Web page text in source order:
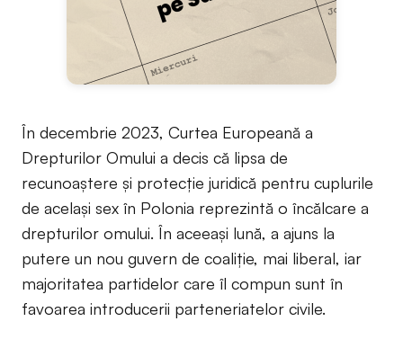
În decembrie 2023, Curtea Europeană a
Drepturilor Omului a decis că lipsa de
recunoaștere și protecție juridică pentru cuplurile
de același sex în Polonia reprezintă o încălcare a
drepturilor omului. În aceeași lună, a ajuns la
putere un nou guvern de coaliție, mai liberal, iar
majoritatea partidelor care îl compun sunt în
favoarea introducerii parteneriatelor civile.